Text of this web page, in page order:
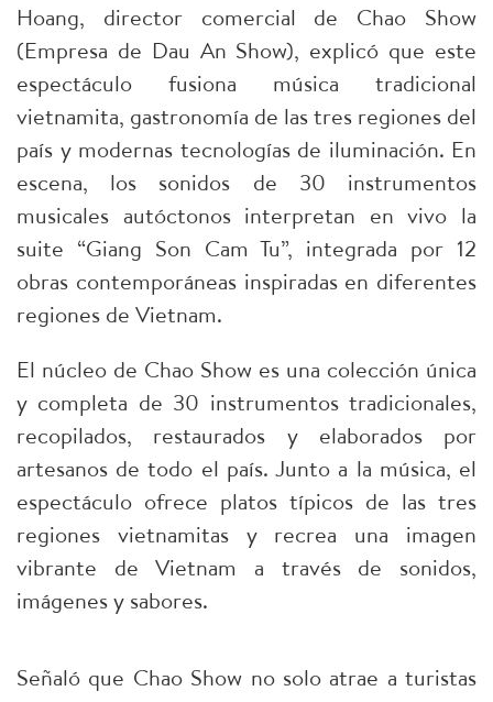
Hoang, director comercial de Chao Show
(Empresa de Dau An Show), explicó que este
espectáculo fusiona música tradicional
vietnamita, gastronomía de las tres regiones del
país y modernas tecnologías de iluminación. En
escena, los sonidos de 30 instrumentos
musicales autóctonos interpretan en vivo la
suite “Giang Son Cam Tu”, integrada por 12
obras contemporáneas inspiradas en diferentes
regiones de Vietnam.
El núcleo de Chao Show es una colección única
y completa de 30 instrumentos tradicionales,
recopilados, restaurados y elaborados por
artesanos de todo el país. Junto a la música, el
espectáculo ofrece platos típicos de las tres
regiones vietnamitas y recrea una imagen
vibrante de Vietnam a través de sonidos,
imágenes y sabores.
Señaló que Chao Show no solo atrae a turistas